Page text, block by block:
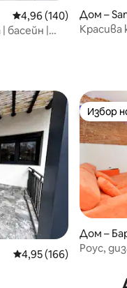
Средна оценка: 4,96
4,96 (140)
басейн |
Дом –
Красива
Средна оценка: 4,95
4,95 (166)
Избор
Избор
Дом –
Роус,